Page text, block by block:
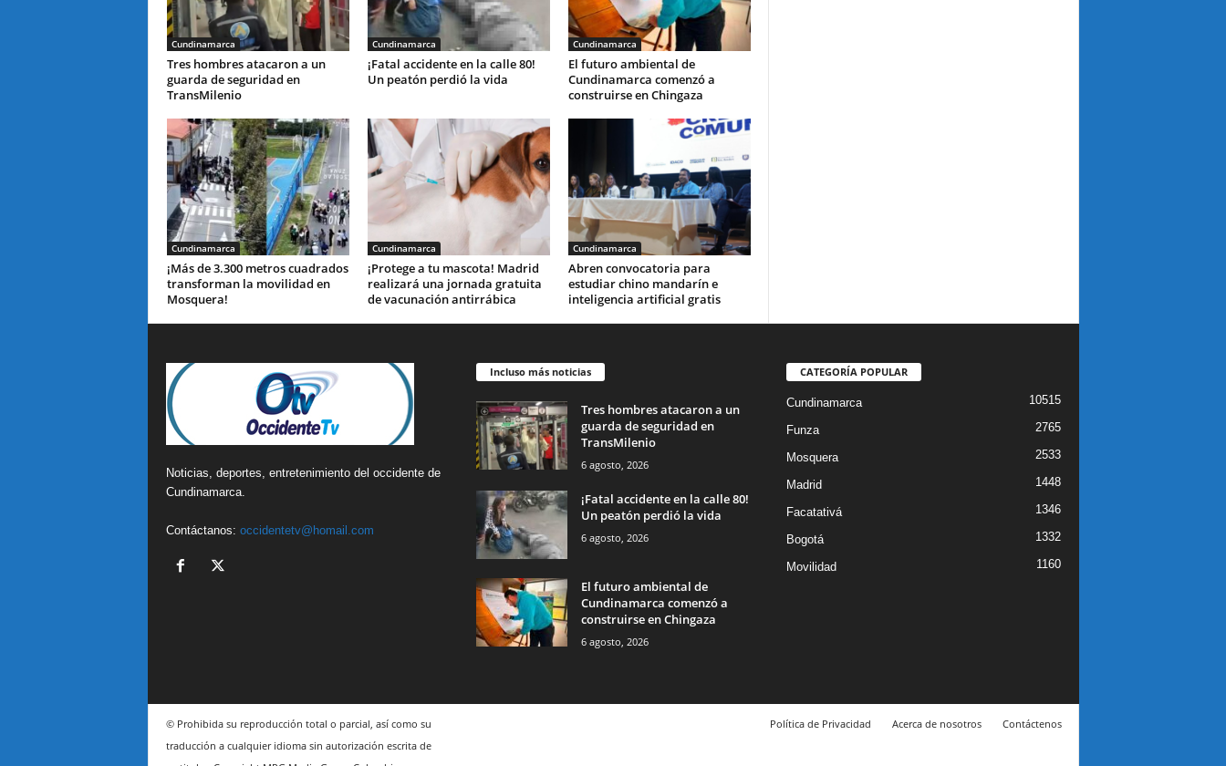
Cundinamarca
Tres hombres atacaron a un
guarda de seguridad en
TransMilenio
Cundinamarca
¡Fatal accidente en la calle 80!
Un peatón perdió la vida
Cundinamarca
El futuro ambiental de
Cundinamarca comenzó a
construirse en Chingaza
Cundinamarca
¡Más de 3.300 metros cuadrados
transforman la movilidad en
Mosquera!
Cundinamarca
¡Protege a tu mascota! Madrid
realizará una jornada gratuita
de vacunación antirrábica
Cundinamarca
Abren convocatoria para
estudiar chino mandarín e
inteligencia artificial gratis
Noticias, deportes, entretenimiento del occidente de
Cundinamarca.
Contáctanos: occidentetv@homail.com
Incluso más noticias
Tres hombres atacaron a un
guarda de seguridad en
TransMilenio
6 agosto, 2026
¡Fatal accidente en la calle 80!
Un peatón perdió la vida
6 agosto, 2026
El futuro ambiental de
Cundinamarca comenzó a
construirse en Chingaza
6 agosto, 2026
CATEGORÍA POPULAR
Cundinamarca 10515
Funza 2765
Mosquera 2533
Madrid 1448
Facatativá 1346
Bogotá 1332
Movilidad 1160
Política de Privacidad Acerca de nosotros Contáctenos
© Prohibida su reproducción total o parcial, así como su
traducción a cualquier idioma sin autorización escrita de